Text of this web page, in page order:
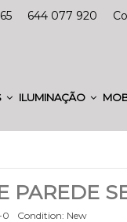
644 077 920
ILUMINAÇÃO
PAREDE
0 Condition: New